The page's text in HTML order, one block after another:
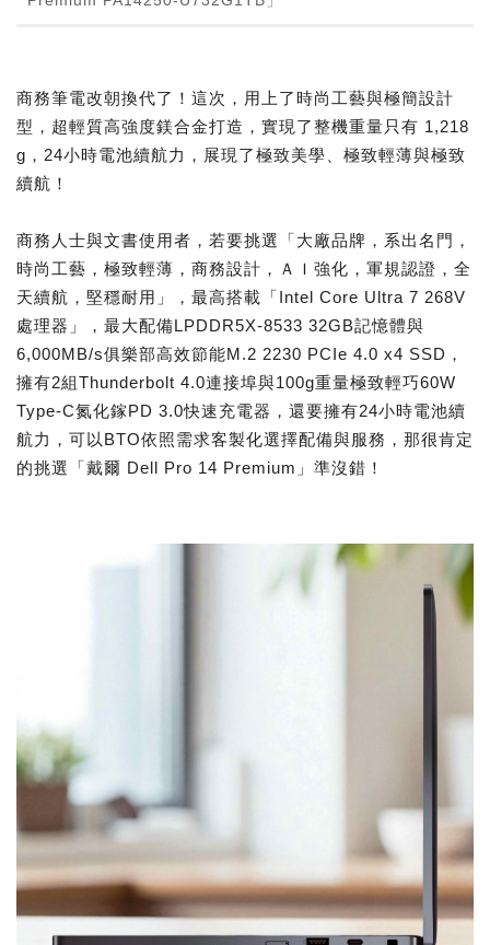
商務筆電改朝換代了！這次，用上了時尚工藝與極簡設計
型，超輕質高強度鎂合金打造，實現了整機重量只有 1,218
g，24小時電池續航力，展現了極致美學、極致輕薄與極致
續航！
商務人士與文書使用者，若要挑選「大廠品牌，系出名門，
時尚工藝，極致輕薄，商務設計，ＡＩ強化，軍規認證，全
天續航，堅穩耐用」，最高搭載「Intel Core Ultra 7 268V
處理器」，最大配備LPDDR5X-8533 32GB記憶體與
6,000MB/s俱樂部高效節能M.2 2230 PCIe 4.0 x4 SSD，
擁有2組Thunderbolt 4.0連接埠與100g重量極致輕巧60W
Type-C氮化鎵PD 3.0快速充電器，還要擁有24小時電池續
航力，可以BTO依照需求客製化選擇配備與服務，那很肯定
的挑選「戴爾 Dell Pro 14 Premium」準沒錯！